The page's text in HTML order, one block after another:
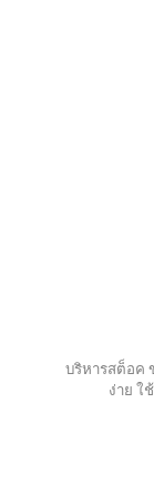
บริหารสต็อค
ง่าย ใ